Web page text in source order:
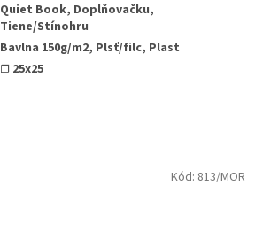
Kód: 813/MOR
Quiet Book, Doplňovačku,
Tiene/Stínohru
Bavlna 150g/m2, Plsť/filc, Plast
☐ 25x25